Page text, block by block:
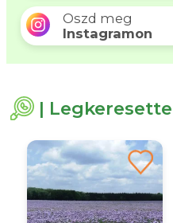
Oszd meg
Instagramon
|